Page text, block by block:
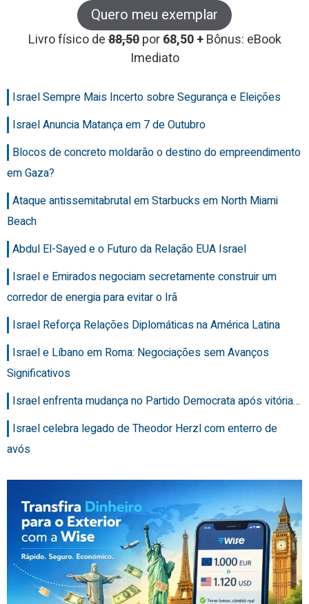
Quero meu exemplar
Livro físico de88,50 por68,50 +Bônus: eBook
Imediato
Israel Sempre Mais Incerto sobre Segurança e Eleições
Israel Anuncia Matança em 7 de Outubro
Blocos de concreto moldarão o destino do empreendimento
em Gaza?
Ataque antissemitabrutal em Starbucks em North Miami
Beach
Abdul El-Sayed e o Futuro da Relação EUA Israel
Israel e Emirados negociam secretamente construir um
corredor de energia para evitar o Irã
Israel Reforça Relações Diplomáticas na América Latina
Israel e Líbano em Roma: Negociações sem Avanços
Significativos
Israel enfrenta mudança no Partido Democrata após vitória…
Israel celebra legado de Theodor Herzl com enterro de
avós